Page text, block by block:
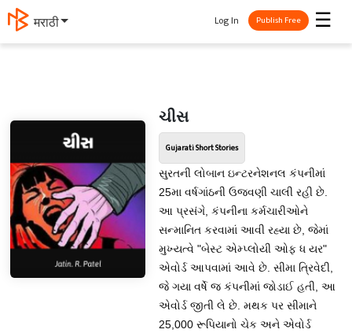
मराठी ☰
Log In Publish Free
ચીસ
Gujarati Short Stories
સુરતની લોબાન ઇન્ટરનેશનલ કંપનીમાં
25મા વર્ષગાંઠની ઉજવણી ચાલી રહી છે.
આ પ્રસંગે, કંપનીના કર્મચારીઓને
સન્માનિત કરવામાં આવી રહ્યા છે, જેમાં
મુખ્યત્વે "બેસ્ટ એમ્પ્લોયી ઓફ ધ યર"
એવોર્ડ આપવામાં આવે છે. સીમા ત્રિવેદી,
જે ગયા વર્ષે જ કંપનીમાં જોડાઈ હતી, આ
એવોર્ડ જીતી લે છે. મથક પર સીમાને
25,000 રૂપિયાનો ચેક અને એવોર્ડ